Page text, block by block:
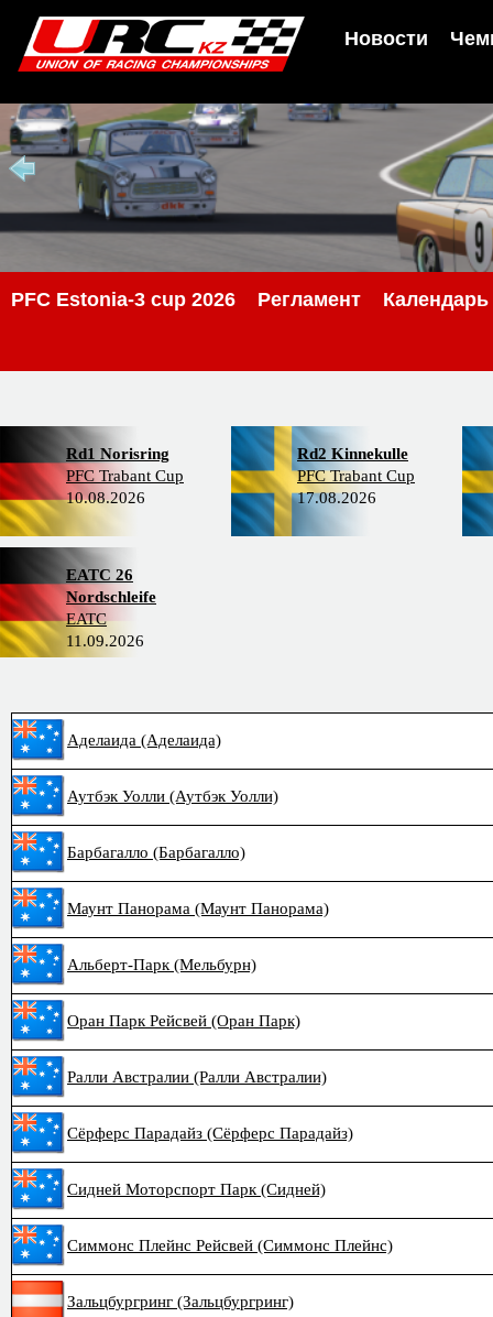
Новости
PFС Estonia-3 cup 2026 Регламент Календарь
Rd1 Norisring
PFC Trabant Cup
10.08.2026
Rd2 Kinnekulle
PFC Trabant Cup
17.08.2026
EATC 26
Nordschleife
EATC
11.09.2026
Аделаида (Аделаида)
Аутбэк Уолли (Аутбэк Уолли)
Барбагалло (Барбагалло)
Маунт Панорама (Маунт Панорама)
Альберт-Парк (Мельбурн)
Оран Парк Рейсвей (Оран Парк)
Ралли Австралии (Ралли Австралии)
Сёрферс Парадайз (Сёрферс Парадайз)
Сидней Моторспорт Парк (Сидней)
Симмонс Плейнс Рейсвей (Симмонс Плейнс)
Зальцбургринг (Зальцбургринг)